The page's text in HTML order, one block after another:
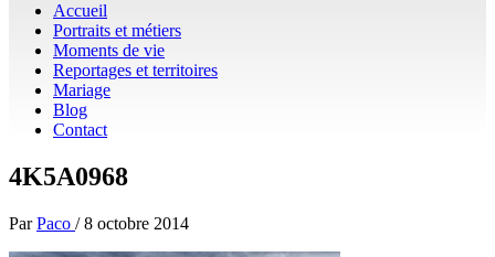
Accueil
Portraits et métiers
Moments de vie
Reportages et territoires
Mariage
Blog
Contact
4K5A0968
ParPaco /8 octobre 2014